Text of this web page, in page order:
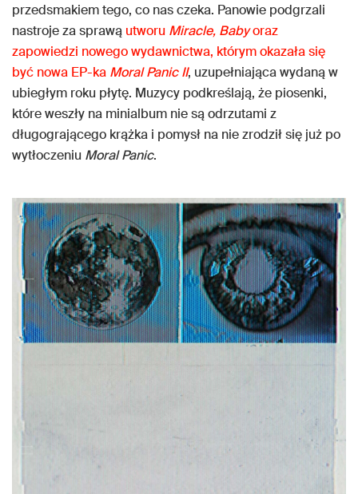
przedsmakiem tego, co nas czeka. Panowie podgrzali
nastroje za sprawą utworu Miracle, Babyoraz
zapowiedzi nowego wydawnictwa, którym okazała się
być nowa EP-ka Moral Panic II, uzupełniająca wydaną w
ubiegłym roku płytę. Muzycy podkreślają, że piosenki,
które weszły na minialbum nie są odrzutami z
długogrającego krążka i pomysł na nie zrodził się już po
wytłoczeniu Moral Panic.